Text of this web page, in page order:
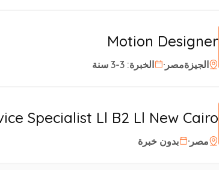
Motion Designer
الجيزةمصر الخبرة: 3-3 سنة
Specialist Ll B2 Ll New Cairo
مصر بدون خبرة